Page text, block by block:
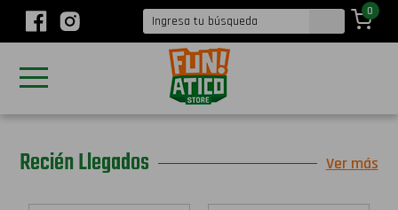
0
Recién Llegados Ver más